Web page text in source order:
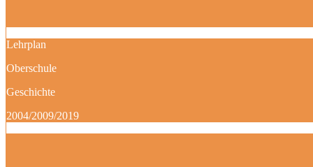
Lehrplan
Oberschule
Geschichte
2004/2009/2019